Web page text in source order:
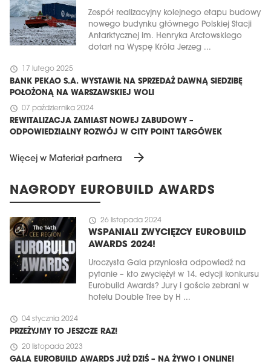
Zespół realizacyjny kolejnego etapu budowy
nowego budynku głównego Polskiej Stacji
Antarktycznej im. Henryka Arctowskiego
dotarł na Wyspę Króla Jerzeg ...
schedule 17 lutego 2025
BANK PEKAO S.A. WYSTAWIŁ NA SPRZEDAŻ DAWNĄ SIEDZIBĘ
POŁOŻONĄ NA WARSZAWSKIEJ WOLI
schedule 07 października 2024
REWITALIZACJA ZAMIAST NOWEJ ZABUDOWY –
ODPOWIEDZIALNY ROZWÓJ W CITY POINT TARGÓWEK
Więcej w Materiał partnera arrow_forward
NAGRODY EUROBUILD AWARDS
schedule 26 listopada 2024
WSPANIALI ZWYCIĘZCY EUROBUILD
AWARDS 2024!
Uroczysta Gala przyniosła odpowiedź na
pytanie – kto zwyciężył w 14. edycji konkursu
Eurobuild Awards? Jury i goście zebrani w
hotelu Double Tree by H ...
schedule 04 stycznia 2024
PRZEŻYJMY TO JESZCZE RAZ!
schedule 20 listopada 2023
GALA EUROBUILD AWARDS JUŻ DZIŚ – NA ŻYWO I ONLINE!